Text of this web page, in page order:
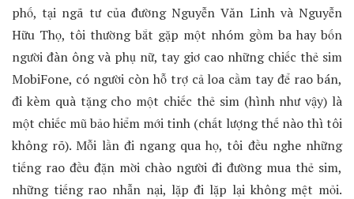
phố, tại ngã tư của đường Nguyễn Văn Linh và Nguyễn
Hữu Thọ, tôi thường bắt gặp một nhóm gồm ba hay bốn
người đàn ông và phụ nữ, tay giơ cao những chiếc thẻ sim
MobiFone, có người còn hỗ trợ cả loa cầm tay để rao bán,
đi kèm quà tặng cho một chiếc thẻ sim (hình như vậy) là
một chiếc mũ bảo hiểm mới tinh (chất lượng thế nào thì tôi
không rõ). Mỗi lần đi ngang qua họ, tôi đều nghe những
tiếng rao đều đặn mời chào người đi đường mua thẻ sim,
những tiếng rao nhẫn nại, lặp đi lặp lại không mệt mỏi.